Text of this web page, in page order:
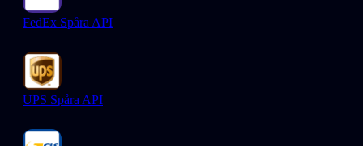
FedEx Spåra API
UPS Spåra API